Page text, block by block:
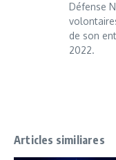
Défense
de son
2022.
Articles similiares